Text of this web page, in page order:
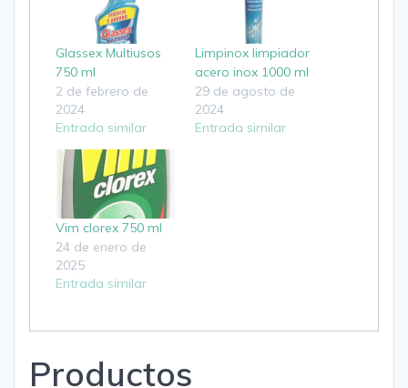
Glassex Multiusos
750 ml
2 de febrero de
2024
Entrada similar
Limpinox limpiador
acero inox 1000 ml
29 de agosto de
2024
Entrada similar
Vim clorex 750 ml
24 de enero de
2025
Entrada similar
Productos